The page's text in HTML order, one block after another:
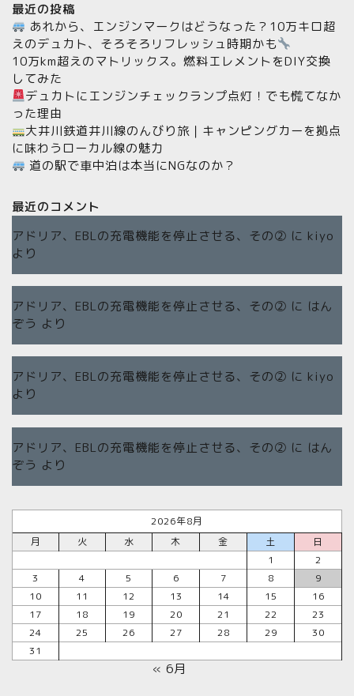
最近の投稿
あれから、エンジンマークはどうなった？10万キロ超
えのデュカト、そろそろリフレッシュ時期かも
10万km超えのマトリックス。燃料エレメントをDIY交換
してみた
デュカトにエンジンチェックランプ点灯！でも慌てなか
った理由
大井川鉄道井川線のんびり旅｜キャンピングカーを拠点
に味わうローカル線の魅力
道の駅で車中泊は本当にNGなのか？
最近のコメント
アドリア、EBLの充電機能を停止させる、その② に kiyo
より
アドリア、EBLの充電機能を停止させる、その② に はん
ぞう より
アドリア、EBLの充電機能を停止させる、その② に kiyo
より
アドリア、EBLの充電機能を停止させる、その② に はん
ぞう より
2026年8月
月
火 水 木 金 土
日
1
2
3
4 5 6 7 8
9
10
11 12 13 14 15
16
17
18 19 20 21 22
23
24
25 26 27 28 29
30
31
« 6月